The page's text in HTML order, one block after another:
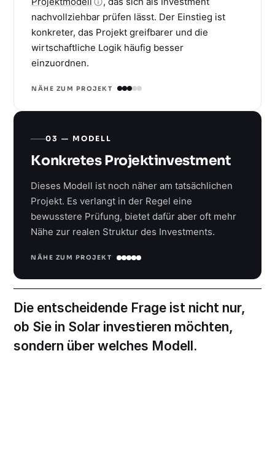
nachvollziehbar prüfen lässt. Der Einstieg ist
konkreter, das Projekt greifbarer und die
wirtschaftliche Logik häufig besser
einzuordnen.
NÄHE ZUM PROJEKT
03 — MODELL
Konkretes Projektinvestment
Dieses Modell ist noch näher am tatsächlichen
Projekt. Es verlangt in der Regel eine
bewusstere Prüfung, bietet dafür aber oft mehr
Nähe zur realen Struktur des Investments.
NÄHE ZUM PROJEKT
Die entscheidende Frage ist nicht nur,
ob Sie in Solar investieren möchten,
sondern über welches Modell.